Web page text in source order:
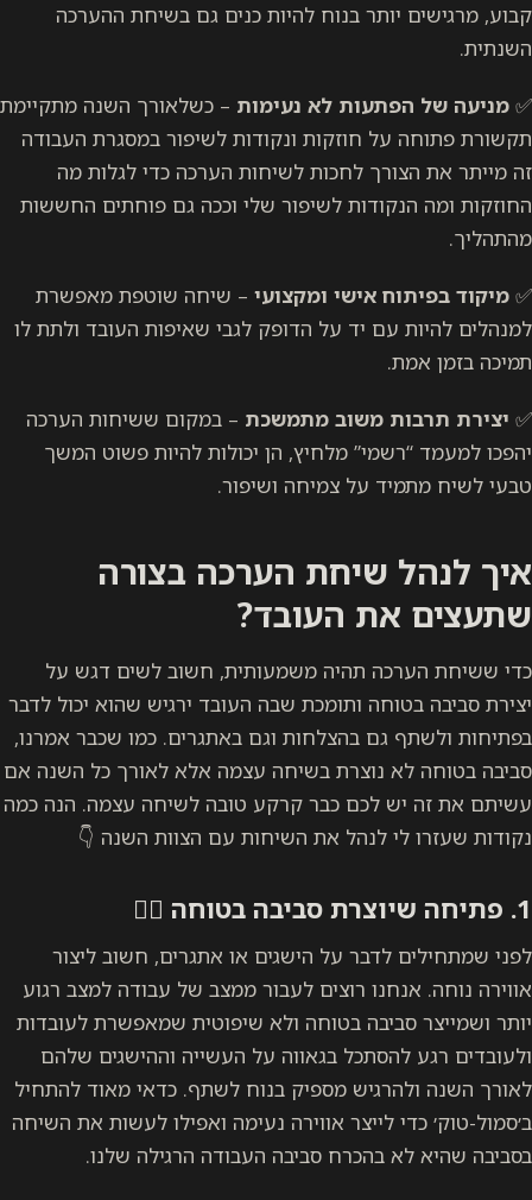
קבוע, מרגישים יותר בנוח להיות כנים גם בשיחת ההערכה
השנתית.
✅ מניעה של הפתעות לא נעימות – כשלאורך השנה מתקיימת
תקשורת פתוחה על חוזקות ונקודות לשיפור במסגרת העבודה
זה מייתר את הצורך לחכות לשיחות הערכה כדי לגלות מה
החוזקות ומה הנקודות לשיפור שלי וככה גם פוחתים החששות
מהתהליך.
✅ מיקוד בפיתוח אישי ומקצועי – שיחה שוטפת מאפשרת
למנהלים להיות עם יד על הדופק לגבי שאיפות העובד ולתת לו
תמיכה בזמן אמת.
✅ יצירת תרבות משוב מתמשכת – במקום ששיחות הערכה
יהפכו למעמד “רשמי” מלחיץ, הן יכולות להיות פשוט המשך
טבעי לשיח מתמיד על צמיחה ושיפור.
איך לנהל שיחת הערכה בצורה
שתעצים את העובד?
כדי ששיחת הערכה תהיה משמעותית, חשוב לשים דגש על
יצירת סביבה בטוחה ותומכת שבה העובד ירגיש שהוא יכול לדבר
בפתיחות ולשתף גם בהצלחות וגם באתגרים. כמו שכבר אמרנו,
סביבה בטוחה לא נוצרת בשיחה עצמה אלא לאורך כל השנה אם
עשיתם את זה יש לכם כבר קרקע טובה לשיחה עצמה. הנה כמה
נקודות שעזרו לי לנהל את השיחות עם הצוות השנה 👇
1. פתיחה שיוצרת סביבה בטוחה 🧘‍♂️
לפני שמתחילים לדבר על הישגים או אתגרים, חשוב ליצור
אווירה נוחה. אנחנו רוצים לעבור ממצב של עבודה למצב רגוע
יותר ושמייצר סביבה בטוחה ולא שיפוטית שמאפשרת לעובדות
ולעובדים רגע להסתכל בגאווה על העשייה וההישגים שלהם
לאורך השנה ולהרגיש מספיק בנוח לשתף. כדאי מאוד להתחיל
ב׳סמול-טוק׳ כדי לייצר אווירה נעימה ואפילו לעשות את השיחה
בסביבה שהיא לא בהכרח סביבה העבודה הרגילה שלנו.